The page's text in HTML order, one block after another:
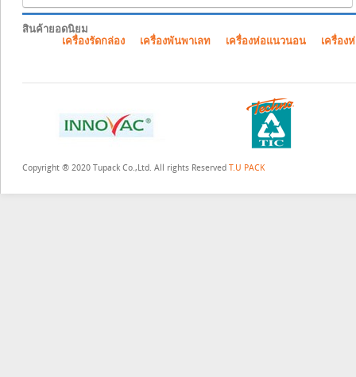
สินค้ายอดนิยม
เครื่องรัดกล่อง
เครื่องพันพาเลท เครื่องห่อแนวนอน เครื่อง
Copyright ® 2020 Tupack Co.,Ltd. All rights Reserved T.U PACK